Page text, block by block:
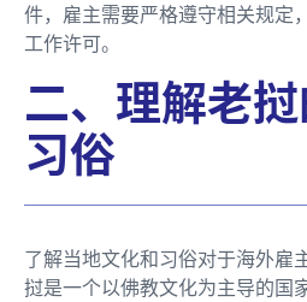
件，雇主需要严格遵守相关规定
工作许可。
二、理解老
习俗
了解当地文化和习俗对于海外雇
挝是一个以佛教文化为主导的国